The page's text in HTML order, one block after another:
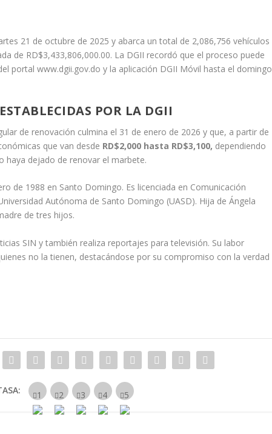
21 de octubre de 2025 y abarca un total de 2,086,756 vehículos
de RD$3,433,806,000.00. La DGII recordó que el proceso puede
portal www.dgii.gov.do y la aplicación DGII Móvil hasta el domingo
POR LA DGII
de renovación culmina el 31 de enero de 2026 y que, a partir de
que van desde RD$2,000 hasta RD$3,100, dependiendo
haya dejado de renovar el marbete.
de 1988 en Santo Domingo. Es licenciada en Comunicación
Autónoma de Santo Domingo (UASD). Hija de Ángela
de tres hijos.
SIN y también realiza reportajes para televisión. Su labor
no la tienen, destacándose por su compromiso con la verdad